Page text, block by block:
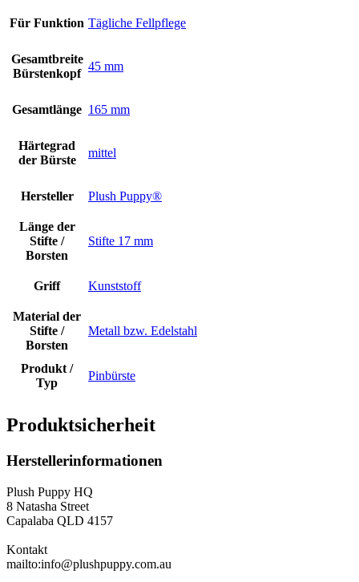
Für Funktion Tägliche Fellpflege
Gesamtbreite
Bürstenkopf
45 mm
Gesamtlänge 165 mm
Härtegrad
der Bürste
mittel
Hersteller Plush Puppy®
Länge der
Stifte /
Borsten
Stifte 17 mm
Griff Kunststoff
Material der
Stifte /
Borsten
Metall bzw. Edelstahl
Produkt /
Typ
Pinbürste
Produktsicherheit
Herstellerinformationen
Plush Puppy HQ
8 Natasha Street
Capalaba QLD 4157
Kontakt
mailto:info@plushpuppy.com.au